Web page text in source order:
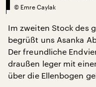
© Emre Caylak
Im zweiten Stock des
begrüßt uns Asanka
Der freundliche
draußen leger mit
über die Ellenbogen